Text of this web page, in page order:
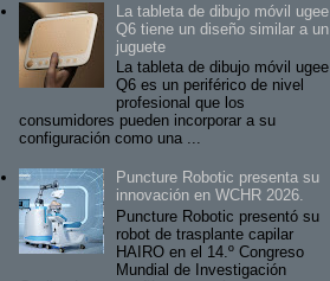
La tableta de dibujo móvil ugee
Q6 tiene un diseño similar a un
juguete
La tableta de dibujo móvil ugee
Q6 es un periférico de nivel
profesional que los
consumidores pueden incorporar a su
configuración como una ...
Puncture Robotic presenta su
innovación en WCHR 2026.
Puncture Robotic presentó su
robot de trasplante capilar
HAIRO en el 14.º Congreso
Mundial de Investigación